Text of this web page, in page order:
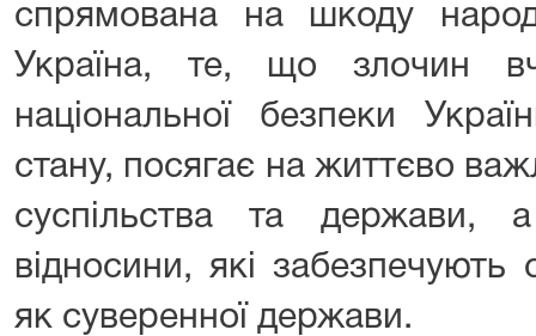
спрямована на шкоду
Україна, те, що злочин
національної безпеки
стану, посягає на життєво
суспільства та держави,
відносини, які забезпечують
як суверенної держави.